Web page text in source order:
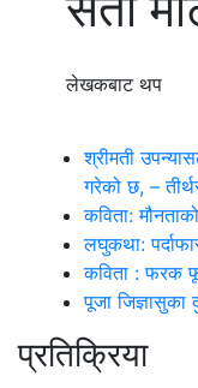
लेखकबाट थप
श्रीमती
गरेको छ, –
कविता:
लघुकथा:
कविता : फरक
पूजा
प्रतिक्रिया